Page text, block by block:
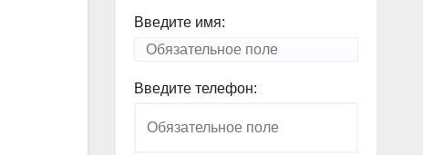
Введите имя:
Введите телефон: